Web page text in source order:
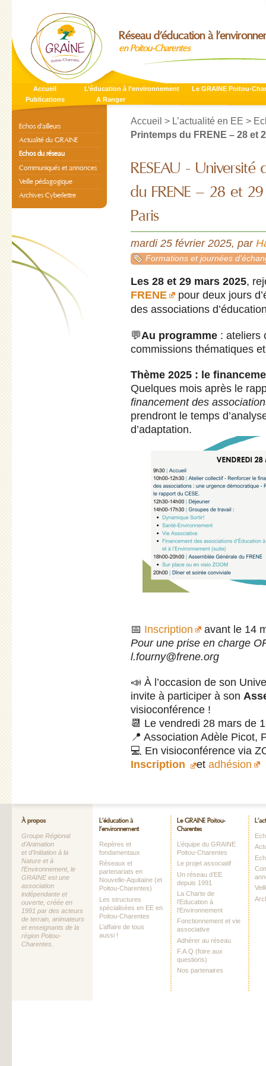
Réseau d’éducation à
en Poitou-Charentes
Accueil L’éducation à l’environnement
Le GRAINE Poitou-
Publications
A Ranger
Accueil > L’actualité en EE >
Printemps du FRENE – 28 et
RESEAU - Université
du FRENE – 28 et
Paris
mardi 25 février 2025, par
Formations et journées
Les 28 et 29 mars 2025,
FRENE
pour deux jours
des associations
💬Au programme : ateliers
commissions thématiques
Thème 2025 : le
Quelques mois après le
financement des
prendront le temps
d’adaptation.
📅 Inscription
avant le 14
Pour une prise en charge
l.fourny@frene.org
📣 À l’occasion de son
invite à participer à son
visioconférence !
📆 Le vendredi 28 mars de
📍 Association Adèle Picot,
💻 En visioconférence via
Inscription
et adhésion
Echos d’ailleurs
Actualité du GRAINE
Echos du réseau
Communiqués et annonces
Veille pédagogique
Archives Cyberlettre
À propos
Groupe Régional
d’Animation
et d’Initiation à la
Nature et à
l’Environnement, le
GRAINE est une
association
indépendante et
ouverte, créée en
1991 par des acteurs
de terrain, animateurs
et enseignants de la
région Poitou-
Charentes.
L’éducation à
l’environnement
Repères et
fondamentaux
Réseaux et
partenariats en
Nouvelle-Aquitaine (et
Poitou-Charentes)
Les structures
spécialisées en EE en
Poitou-Charentes
L’affaire de tous
aussi !
Le GRAINE Poitou-
Charentes
L’équipe du GRAINE
Poitou-Charentes
Le projet associatif
Un réseau d’EE
depuis 1991
La Charte de
l’Education à
l’Environnement
Fonctionnement et vie
associative
Adhérer au réseau
F.A.Q (foire aux
questions)
Nos partenaires